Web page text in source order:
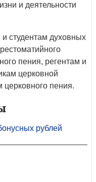
и деятельности
студентам духовных
пения, регентам и
церковной
пения.
рублей